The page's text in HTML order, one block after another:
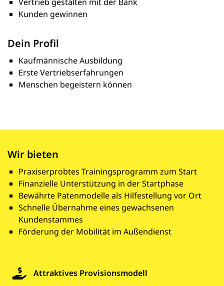
Kunden gewinnen
Dein Profil
Kaufmännische Ausbildung
Erste Vertriebserfahrungen
Menschen begeistern können
Wir bieten
Praxiserprobtes Trainingsprogramm zum Start
Finanzielle Unterstützung in der Startphase
Bewährte Patenmodelle als Hilfestellung vor Ort
Schnelle Übernahme eines gewachsenen
Kundenstammes
Förderung der Mobilität im Außendienst
Attraktives Provisionsmodell